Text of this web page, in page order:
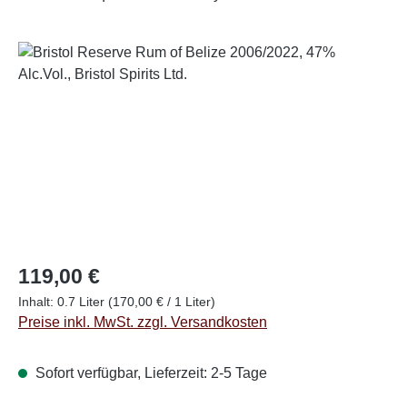
Bildergalerie überspringen
Regulärer Preis:
119,00 €
Inhalt: 0.7 Liter (170,00 € / 1 Liter)
Preise inkl. MwSt. zzgl. Versandkosten
Sofort verfügbar, Lieferzeit: 2-5 Tage